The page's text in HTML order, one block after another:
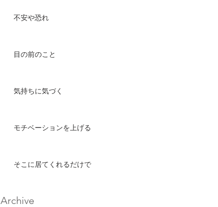
不安や恐れ
目の前のこと
気持ちに気づく
モチベーションを上げる
そこに居てくれるだけで
Archive